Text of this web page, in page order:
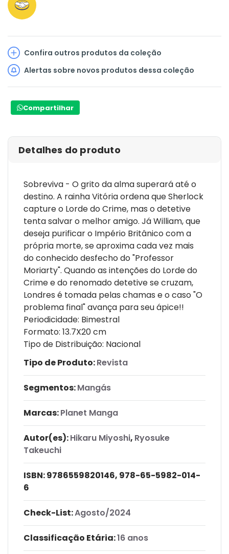
Confira outros produtos da coleção
Alertas sobre novos produtos dessa coleção
Compartilhar
Detalhes do produto
Sobreviva - O grito da alma superará até o
destino. A rainha Vitória ordena que Sherlock
capture o Lorde do Crime, mas o detetive
tenta salvar o melhor amigo. Já William, que
deseja purificar o Império Britânico com a
própria morte, se aproxima cada vez mais
do conhecido desfecho do "Professor
Moriarty". Quando as intenções do Lorde do
Crime e do renomado detetive se cruzam,
Londres é tomada pelas chamas e o caso "O
problema final" avança para seu ápice!!
Periodicidade: Bimestral
Formato: 13.7X20 cm
Tipo de Distribuição: Nacional
Tipo de Produto:Revista
Segmentos:Mangás
Marcas:Planet Manga
Autor(es):Hikaru Miyoshi, Ryosuke
Takeuchi
ISBN:9786559820146, 978-65-5982-014-
6
Check-List:Agosto/2024
Classificação Etária:16 anos